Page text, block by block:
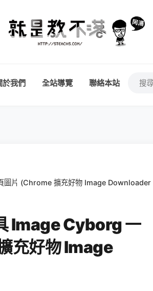
於我們 全站導覽 聯絡本站
圖片 (Chrome 擴充好物 Image Downloader
Image Cyborg 一
充好物 Image